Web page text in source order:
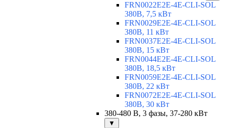
FRN0022E2E-4E-CLI-SOL
380В, 7,5 кВт
FRN0029E2E-4E-CLI-SOL
380В, 11 кВт
FRN0037E2E-4E-CLI-SOL
380В, 15 кВт
FRN0044E2E-4E-CLI-SOL
380В, 18,5 кВт
FRN0059E2E-4E-CLI-SOL
380В, 22 кВт
FRN0072E2E-4E-CLI-SOL
380В, 30 кВт
380-480 В, 3 фазы, 37-280 кВт
▼